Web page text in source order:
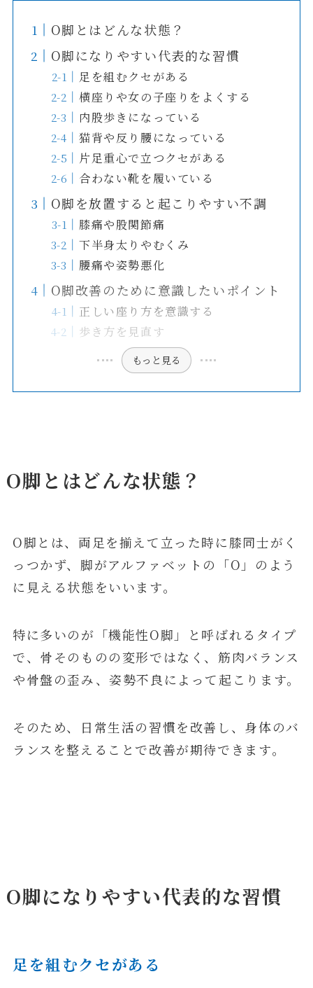
O脚とはどんな状態？
O脚になりやすい代表的な習慣
足を組むクセがある
横座りや女の子座りをよくする
内股歩きになっている
猫背や反り腰になっている
片足重心で立つクセがある
合わない靴を履いている
O脚を放置すると起こりやすい不調
膝痛や股関節痛
下半身太りやむくみ
腰痛や姿勢悪化
O脚改善のために意識したいポイント
正しい座り方を意識する
歩き方を見直す
もっと見る
O脚とはどんな状態？
O脚とは、両足を揃えて立った時に膝同士がく
っつかず、脚がアルファベットの「O」のよう
に見える状態をいいます。
特に多いのが「機能性O脚」と呼ばれるタイプ
で、骨そのものの変形ではなく、筋肉バランス
や骨盤の歪み、姿勢不良によって起こります。
そのため、日常生活の習慣を改善し、身体のバ
ランスを整えることで改善が期待できます。
O脚になりやすい代表的な習慣
足を組むクセがある